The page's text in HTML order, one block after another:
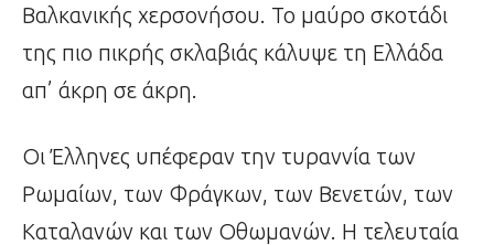
Βαλκανικής χερσονήσου. Το μαύρο σκοτάδι
της πιο πικρής σκλαβιάς κάλυψε τη Ελλάδα
απ’ άκρη σε άκρη.
Οι Έλληνες υπέφεραν την τυραννία των
Ρωμαίων, των Φράγκων, των Βενετών, των
Καταλανών και των Οθωμανών. Η τελευταία